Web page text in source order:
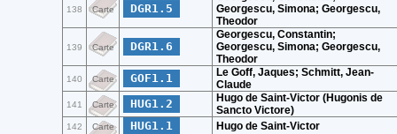
138 Carte DGR1.5
Georgescu, Simona; Georgescu,
Theodor
139 Carte DGR1.6
Georgescu, Constantin;
Georgescu, Simona; Georgescu,
Theodor
140 Carte GOF1.1
Le Goff, Jaques; Schmitt, Jean-
Claude
141 Carte HUG1.2
Hugo de Saint-Victor (Hugonis de
Sancto Victore)
142 Carte HUG1.1 Hugo de Saint-Victor